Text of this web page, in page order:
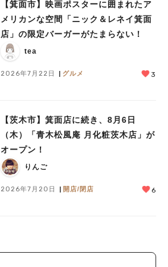
【箕面市】映画ポスターに囲まれたア
メリカンな空間「ニック＆レネイ箕面
店」の限定バーガーがたまらない！
tea
2026年7月22日 グルメ 3
【茨木市】箕面店に続き、8月6日
（木）「青木松風庵 月化粧茨木店」が
オープン！
りんご
2026年7月20日 開店/閉店 6